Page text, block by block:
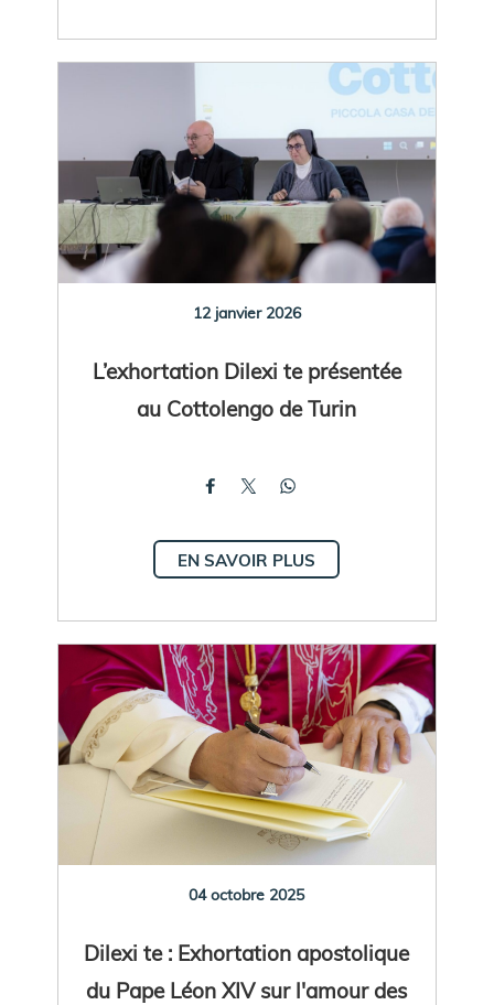
12 janvier 2026
L’exhortation Dilexi te présentée
au Cottolengo de Turin
EN SAVOIR PLUS
04 octobre 2025
Dilexi te : Exhortation apostolique
du Pape Léon XIV sur l'amour des